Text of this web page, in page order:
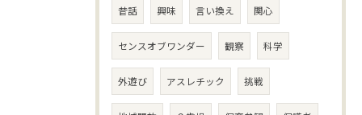
昔話 興味 言い換え 関心
センスオブワンダー 観察 科学
外遊び アスレチック 挑戦